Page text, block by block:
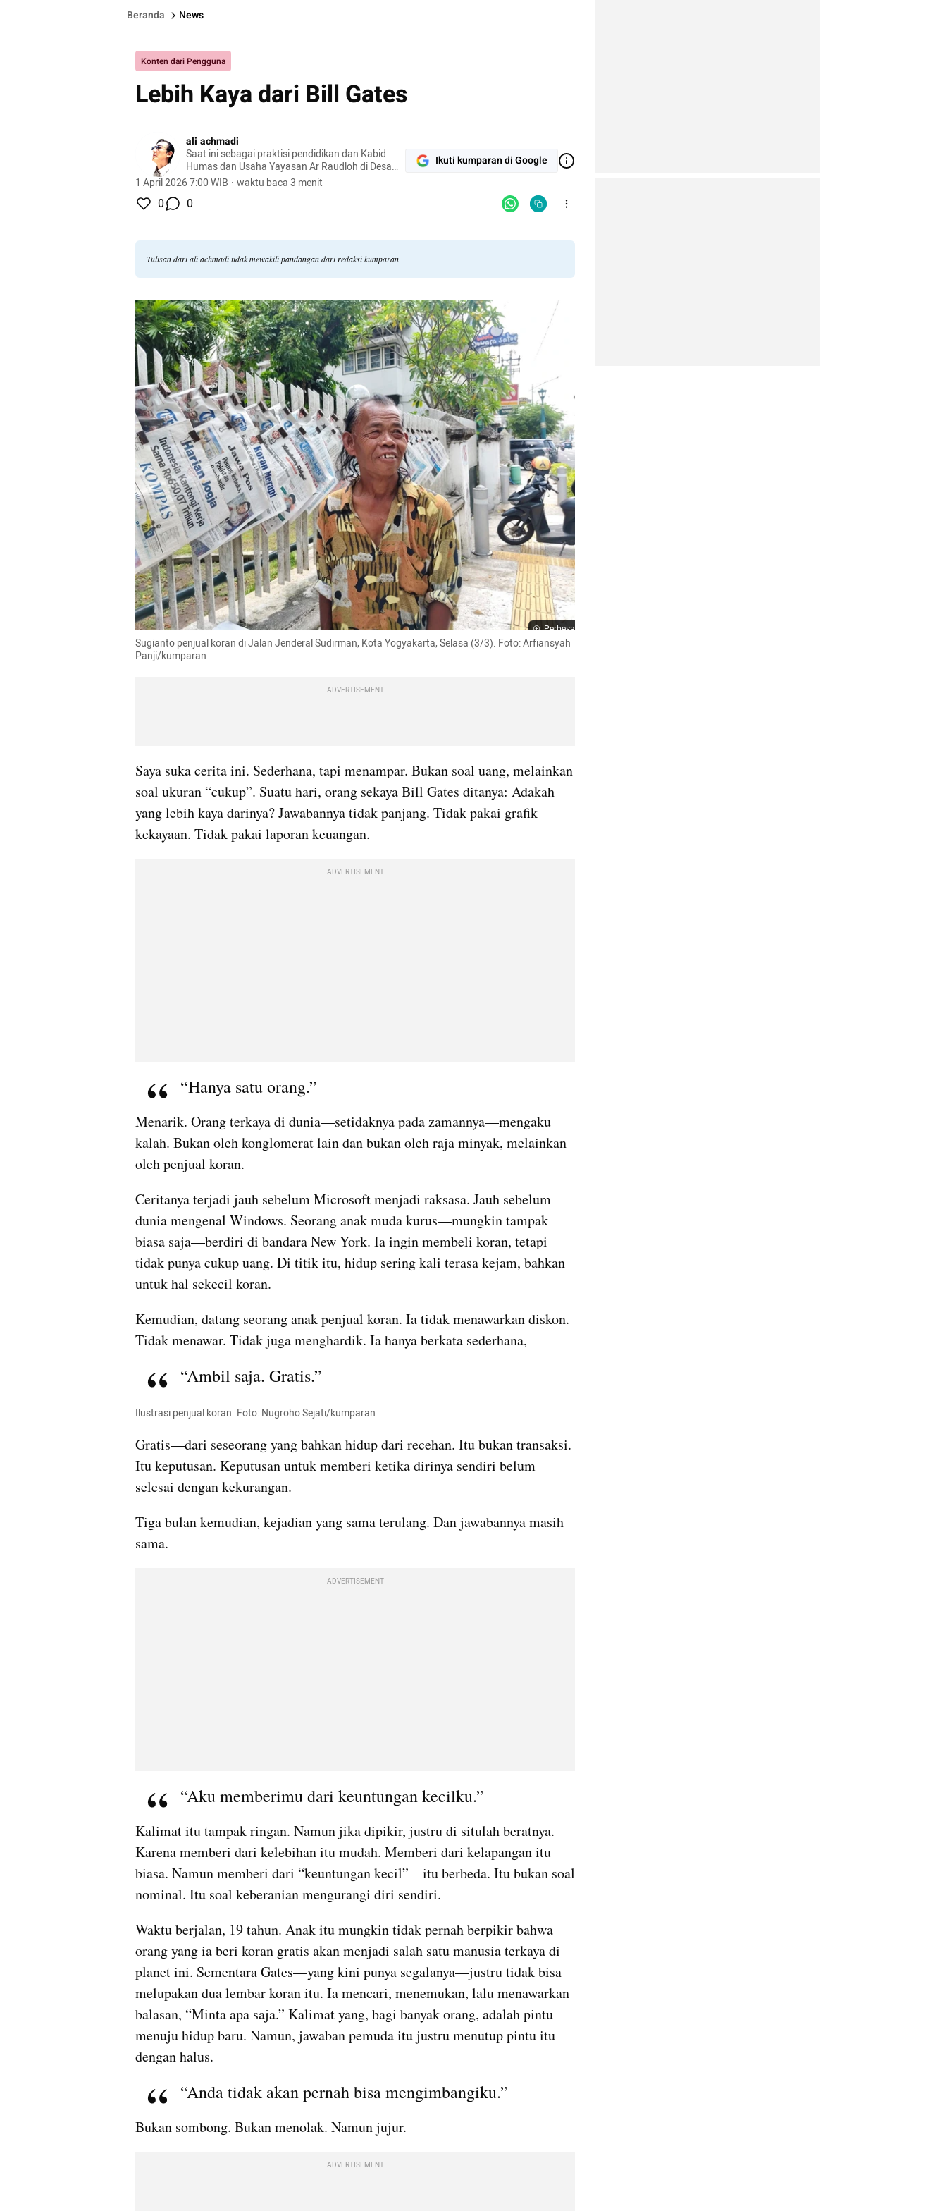
Beranda News
Konten dari Pengguna
Lebih Kaya dari Bill Gates
ali achmadi
Saat ini sebagai praktisi pendidikan dan Kabid
Humas dan Usaha Yayasan Ar Raudloh di Desa
Pakis Kec. Tayu Kab. Pati Jateng. Saya juga
Tholibin Pakis Kab. Pati. Saya lulusan S1 Teknik
1 April 2026 7:00 WIB · waktu baca 3 menit
Ikuti kumparan di Google
0 0
Tulisan dari ali achmadi tidak mewakili pandangan dari redaksi kumparan
Perbesar
Sugianto penjual koran di Jalan Jenderal Sudirman, Kota Yogyakarta, Selasa (3/3). Foto: Arfiansyah
Panji/kumparan
ADVERTISEMENT
Saya suka cerita ini. Sederhana, tapi menampar. Bukan soal uang, melainkan
soal ukuran “cukup”. Suatu hari, orang sekaya Bill Gates ditanya: Adakah
yang lebih kaya darinya? Jawabannya tidak panjang. Tidak pakai grafik
kekayaan. Tidak pakai laporan keuangan.
ADVERTISEMENT
“Hanya satu orang.”
Menarik. Orang terkaya di dunia—setidaknya pada zamannya—mengaku
kalah. Bukan oleh konglomerat lain dan bukan oleh raja minyak, melainkan
oleh penjual koran.
Ceritanya terjadi jauh sebelum Microsoft menjadi raksasa. Jauh sebelum
dunia mengenal Windows. Seorang anak muda kurus—mungkin tampak
biasa saja—berdiri di bandara New York. Ia ingin membeli koran, tetapi
tidak punya cukup uang. Di titik itu, hidup sering kali terasa kejam, bahkan
untuk hal sekecil koran.
Kemudian, datang seorang anak penjual koran. Ia tidak menawarkan diskon.
Tidak menawar. Tidak juga menghardik. Ia hanya berkata sederhana,
“Ambil saja. Gratis.”
Ilustrasi penjual koran. Foto: Nugroho Sejati/kumparan
Gratis—dari seseorang yang bahkan hidup dari recehan. Itu bukan transaksi.
Itu keputusan. Keputusan untuk memberi ketika dirinya sendiri belum
selesai dengan kekurangan.
Tiga bulan kemudian, kejadian yang sama terulang. Dan jawabannya masih
sama.
ADVERTISEMENT
“Aku memberimu dari keuntungan kecilku.”
Kalimat itu tampak ringan. Namun jika dipikir, justru di situlah beratnya.
Karena memberi dari kelebihan itu mudah. Memberi dari kelapangan itu
biasa. Namun memberi dari “keuntungan kecil”—itu berbeda. Itu bukan soal
nominal. Itu soal keberanian mengurangi diri sendiri.
Waktu berjalan, 19 tahun. Anak itu mungkin tidak pernah berpikir bahwa
orang yang ia beri koran gratis akan menjadi salah satu manusia terkaya di
planet ini. Sementara Gates—yang kini punya segalanya—justru tidak bisa
melupakan dua lembar koran itu. Ia mencari, menemukan, lalu menawarkan
balasan, “Minta apa saja.” Kalimat yang, bagi banyak orang, adalah pintu
menuju hidup baru. Namun, jawaban pemuda itu justru menutup pintu itu
dengan halus.
“Anda tidak akan pernah bisa mengimbangiku.”
Bukan sombong. Bukan menolak. Namun jujur.
ADVERTISEMENT